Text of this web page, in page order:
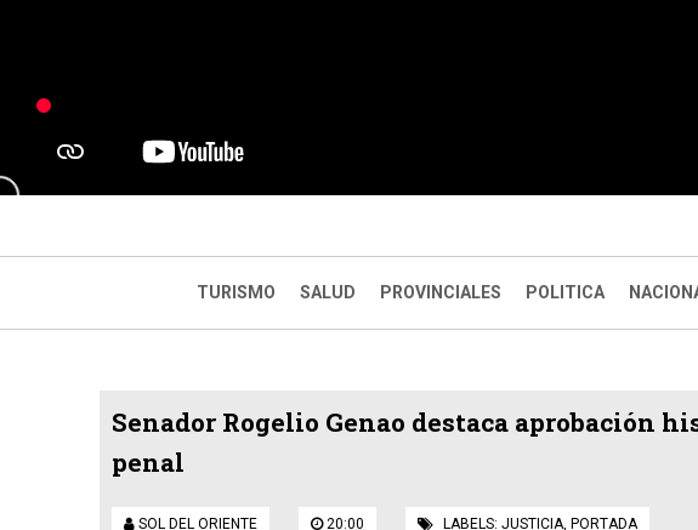
TURISMO SALUD PROVINCIALES POLITICA
Senador Rogelio Genao destaca aprobación
penal
SOL DEL ORIENTE 20:00 LABELS: JUSTICIA PORTADA